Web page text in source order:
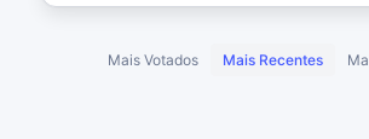
Mais Votados Mais Recentes